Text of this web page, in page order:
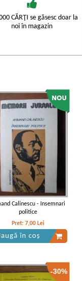
CĂRŢI se găsesc doar la
noi în magazin
Calinescu - Insemnari
politice
Pret: 7,00 Lei
în coș
-30%